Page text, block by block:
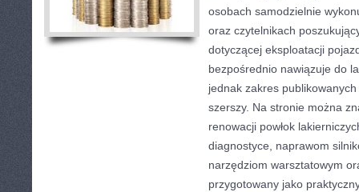
osobach samodzielnie
oraz czytelnikach
dotyczącej eksploatacji
bezpośrednio nawiązuje do
jednak zakres
szerszy. Na stronie można
renowacji powłok
diagnostyce, naprawom
narzędziom warsztatowym
przygotowany jako